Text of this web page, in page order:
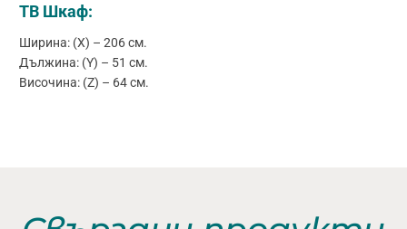
ТВ Шкаф:
Ширина: (X) – 206 см.
Дължина: (Y) – 51 см.
Височина: (Z) – 64 см.